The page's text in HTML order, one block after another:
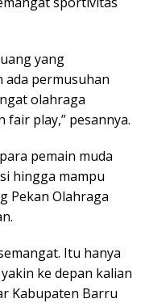
yang
ada permusuhan
olahraga
fair play,” pesannya.
pemain muda
hingga mampu
Pekan Olahraga
Itu hanya
ke depan kalian
Kabupaten Barru